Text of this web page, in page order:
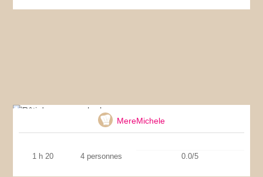
MereMichele
1 h 20 4 personnes 0.0/5